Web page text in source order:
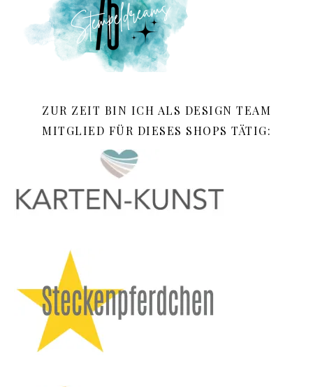
ZUR ZEIT BIN ICH ALS DESIGN TEAM
MITGLIED FÜR DIESES SHOPS TÄTIG: